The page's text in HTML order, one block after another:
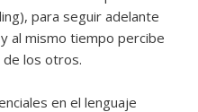
para seguir adelante
al mismo tiempo percibe
de los otros.
en el lenguaje